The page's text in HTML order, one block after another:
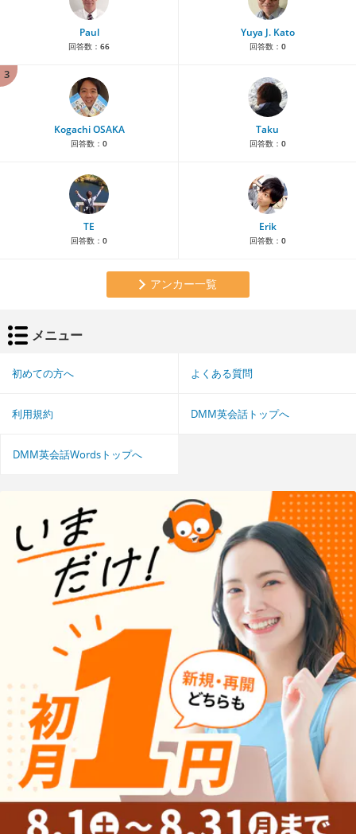
Paul
回答数： 66
Yuya J. Kato
回答数： 0
3
Kogachi OSAKA
回答数： 0
Taku
回答数： 0
TE
回答数： 0
Erik
回答数： 0
アンカー一覧
メニュー
初めての方へ よくある質問
利用規約 DMM英会話トップへ
DMM英会話Wordsトップへ